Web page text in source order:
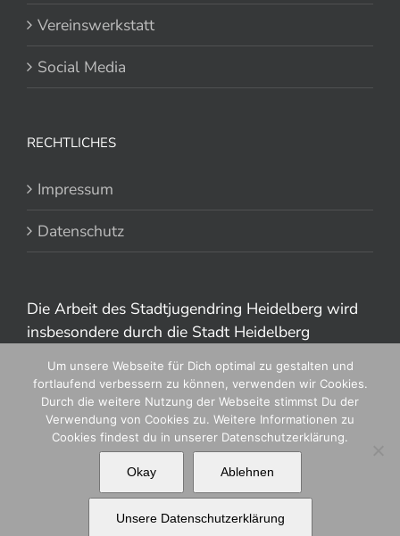
Vereinswerkstatt
Social Media
RECHTLICHES
Impressum
Datenschutz
Die Arbeit des Stadtjugendring Heidelberg wird
insbesondere durch die Stadt Heidelberg
InstagramFacebook
TwitterYouTube
Um unsere Webseite für Dich optimal zu gestalten und
fortlaufend verbessern zu können, verwenden wir Cookies.
Durch die weitere Nutzung der Webseite stimmst Du der
Verwendung von Cookies zu. Weitere Informationen zu
Cookies findest du in unserer Datenschutzerklärung.
Okay Ablehnen
Unsere Datenschutzerklärung